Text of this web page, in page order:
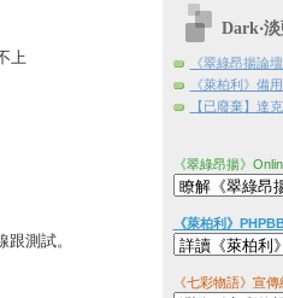
上
測試。
Dark‧
《翠綠昂揚論
《萊柏利》備
【已廢棄】達
《翠綠昂揚》
《萊柏利》
《七彩物語》宣傳